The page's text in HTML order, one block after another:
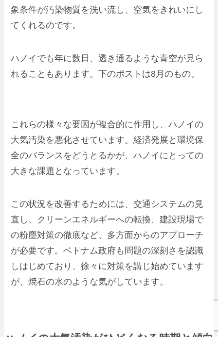
象条件が汚染物質を洗い流し、空気をきれいにし
てくれるのです。
ハノイでも年に数日、透き通るような青空が見ら
れることもあります。下のポストは8月のもの。
これらの様々な要因が複合的に作用し、ハノイの
大気汚染を悪化させています。経済発展と環境保
全のバランスをどうとるかが、ハノイにとっての
大きな課題となっています。
この状況を改善するためには、交通システムの見
直し、クリーンエネルギーへの転換、建設現場で
の粉塵対策の徹底など、多方面からのアプローチ
が必要です。ベトナム政府も問題の深刻さを認識
しはじめており、徐々に対策を講じ始めています
が、焼石の水のような気がしています。